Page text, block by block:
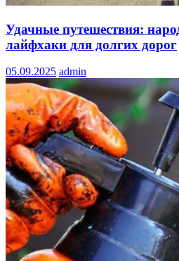
Удачные путешествия:
лайфхаки для долгих дорог
05.09.2025 admin